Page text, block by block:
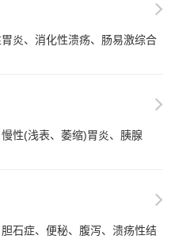
炎、消化性溃疡、肠易激综合
性(浅表、萎缩)胃炎、胰腺
石症、便秘、腹泻、溃疡性结